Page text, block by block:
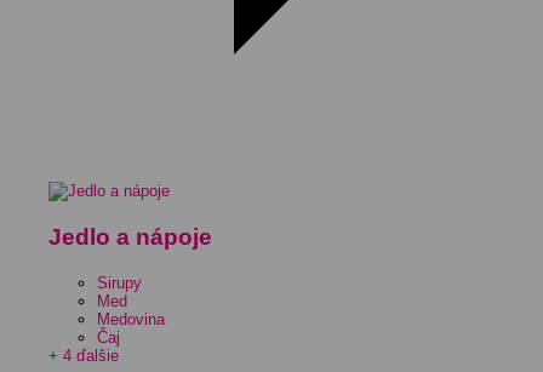
Jedlo a nápoje
Sirupy
Med
Medovina
Čaj
+ 4 ďalšie